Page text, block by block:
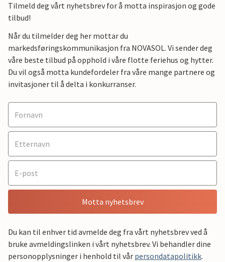
Tilmeld deg vårt nyhetsbrev for å motta inspirasjon og gode
tilbud!
Når du tilmelder deg her mottar du
markedsføringskommunikasjon fra NOVASOL. Vi sender deg
våre beste tilbud på opphold i våre flotte feriehus og hytter.
Du vil også motta kundefordeler fra våre mange partnere og
invitasjoner til å delta i konkurranser.
Motta nyhetsbrev
Du kan til enhver tid avmelde deg fra vårt nyhetsbrev ved å
bruke avmeldingslinken i vårt nyhetsbrev. Vi behandler dine
personopplysninger i henhold til vår persondatapolitikk.